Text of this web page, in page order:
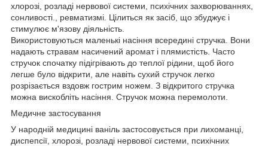
хлорозі, розладі нервової системи, психічних захворюваннях,
сонливості., ревматизмі. Цілиться як засіб, що збуджує і
стимулює м'язову діяльність.
Використовуються маленькі насіння всередині стручка. Вони
надають стравам насичений аромат і плямистість. Часто
стручок спочатку підігрівають до теплої рідини, щоб його
легше було відкрити, але навіть сухий стручок легко
розрізається вздовж гострим ножем. З відкритого стручка
можна вискобліть насіння. Стручок можна перемолоти.
Медичне застосування
У народній медицині ваніль застосовується при лихоманці,
диспепсії, хлорозі, розладі нервової системи, психічних